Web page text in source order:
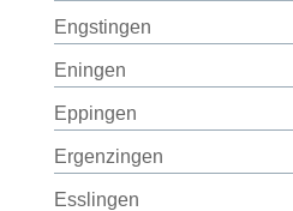
Engstingen
Eningen
Eppingen
Ergenzingen
Esslingen